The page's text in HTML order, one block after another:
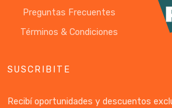
Preguntas Frecuentes
Términos & Condiciones
SUSCRIBITE
Recibí oportunidades y descuentos